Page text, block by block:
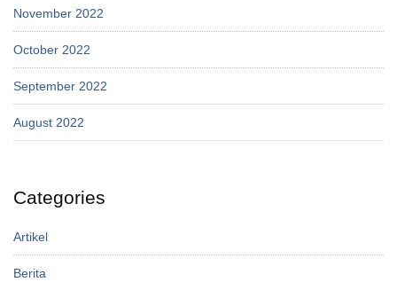
November 2022
October 2022
September 2022
August 2022
Categories
Artikel
Berita